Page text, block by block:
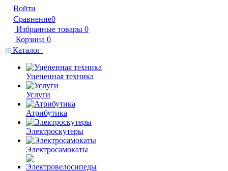
Войти
Сравнение0
Избранные товары 0
Корзина 0
Каталог
Уцененная техника
Услуги
Атрибутика
Электроскутеры
Электросамокаты